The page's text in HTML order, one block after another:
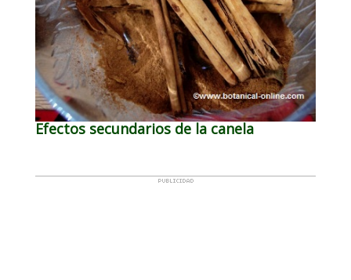
Efectos secundarios de la canela